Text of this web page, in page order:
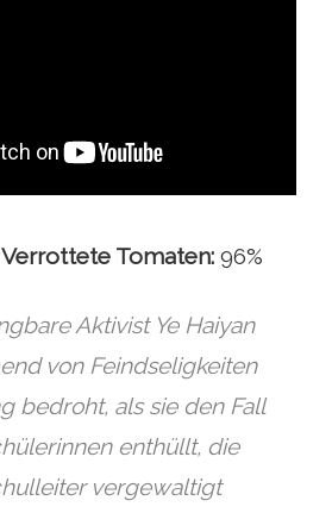
Verrottete Tomaten: 96%
Aktivist Ye Haiyan
von Feindseligkeiten
bedroht, als sie den Fall
enthüllt, die
vergewaltigt